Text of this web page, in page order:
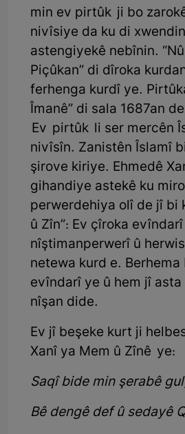
min ev pirtûk ji bo
nivîsiye da ku di
astengiyekê nebînin.
Piçûkan” di dîroka
ferhenga kurdî ye.
Îmanê” di sala 1687an
Ev pirtûk li ser mercên
nivîsîn. Zanistên Îslamî
şirove kiriye. Ehmedê
gihandiye astekê ku
perwerdehiya olî de jî bi
û Zîn”: Ev çîroka
nîştimanperwerî û
netewa kurd e. Berhema
evîndarî ye û hem jî
nîşan dide.
Ev jî beşeke kurt ji
Xanî ya Mem û Zînê ye:
Saqî bide min şerabê
Bê dengê def û sedayê